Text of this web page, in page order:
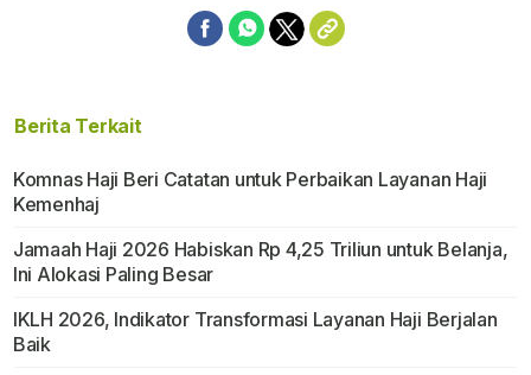
Berita Terkait
Komnas Haji Beri Catatan untuk Perbaikan Layanan Haji
Kemenhaj
Jamaah Haji 2026 Habiskan Rp 4,25 Triliun untuk Belanja,
Ini Alokasi Paling Besar
IKLH 2026, Indikator Transformasi Layanan Haji Berjalan
Baik